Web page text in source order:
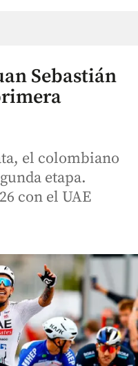
Sebastián
el colombiano
etapa.
con el UAE